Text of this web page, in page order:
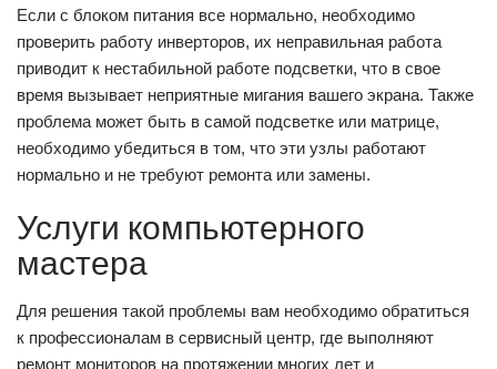
Если с блоком питания все нормально, необходимо
проверить работу инверторов, их неправильная работа
приводит к нестабильной работе подсветки, что в свое
время вызывает неприятные мигания вашего экрана. Также
проблема может быть в самой подсветке или матрице,
необходимо убедиться в том, что эти узлы работают
нормально и не требуют ремонта или замены.
Услуги компьютерного
мастера
Для решения такой проблемы вам необходимо обратиться
к профессионалам в сервисный центр, где выполняют
ремонт мониторов на протяжении многих лет и